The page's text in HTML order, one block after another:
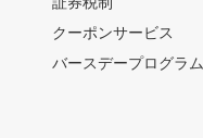
クーポンサービス
バースデープログラム